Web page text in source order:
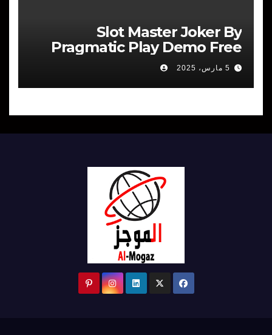
Slot Master Joker By
Pragmatic Play Demo Free
Play
5 مارس، 2025